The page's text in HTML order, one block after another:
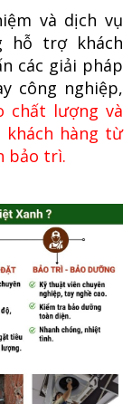
và dịch vụ
hỗ trợ khách
các giải pháp
công nghiệp,
chất lượng và
khách hàng từ
bảo trì.